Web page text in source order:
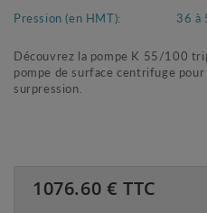
Pression (en HMT):
36 à
Découvrez la pompe K 55/100
pompe de surface centrifuge
surpression.
1076.60 € TTC